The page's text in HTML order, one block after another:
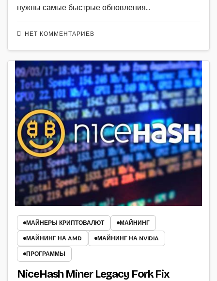
НЕТ КОММЕНТАРИЕВ
нужны самые быстрые обновления…
МАЙНЕРЫ КРИПТОВАЛЮТ
МАЙНИНГ
МАЙНИНГ НА AMD
МАЙНИНГ НА NVIDIA
ПРОГРАММЫ
NiceHash Miner Legacy Fork Fix